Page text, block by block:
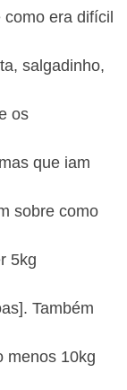
era difícil
salgadinho,
os
que iam
sobre como
5kg
Também
menos 10kg